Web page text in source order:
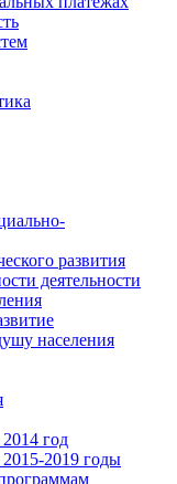
развития
деятельности
населения
год
2019 годы